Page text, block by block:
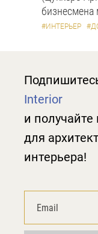
бизнесмена
#ИНТЕРЬЕР
Interior
и получайте
для
интерьера!